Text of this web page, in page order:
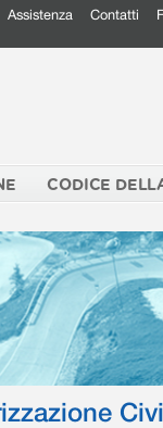
Assistenza Contatti
CODICE